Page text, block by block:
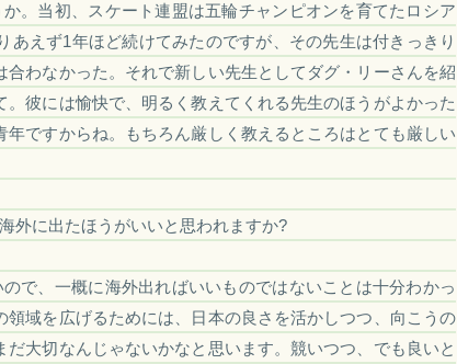
。当初、スケート連盟は五輪チャンピオンを育てたロシア
あえず1年ほど続けてみたのですが、その先生は付きっきり
わなかった。それで新しい先生としてダグ・リーさんを紹
彼には愉快で、明るく教えてくれる先生のほうがよかった
ですからね。もちろん厳しく教えるところはとても厳しい
外に出たほうがいいと思われますか?
で、一概に海外出ればいいものではないことは十分わかっ
域を広げるためには、日本の良さを活かしつつ、向こうの
大切なんじゃないかなと思います。競いつつ、でも良いと